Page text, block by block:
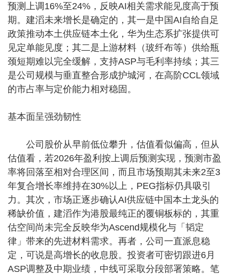
预测上调16%至24%，反映AI相关需求能见度高于预
期。建滔未来增长是确定的，其一是中国AI自给自足
政策推动本土供应链本土化，华为生态系扩张提供可
见定单能见度；其二是上游材料（玻纤布等）供给瓶
颈短期难以完全缓解，支持ASP与毛利率持续；其三
是公司规模与垂直整合形成护城河，在高阶CCL领域
的市占率与定价能力相对稳固。
基本面呈强劲韧性
公司股价从早前低位攀升，估值看似偏高，但从
估值看，若2026年盈利按上调后预测实现，预测市盈
率将回落至相对合理区间，而且市场预期其未来2至3
年复合增长率维持在30%以上，PEG指标仍具吸引
力。其次，市场正逐步确认AI供应链中国本土龙头的
稀缺价值，建滔作为港股最纯正的覆铜板标的，其重
估空间尚未完全反映华为Ascend规模化与「韬定
律」带来的先进材料需求。再者，公司一直派息稳
定，可说是高增长的收息股。投资者可密切跟进6月
ASP调整及中期业绩，中线可采取分段部署策略。笔